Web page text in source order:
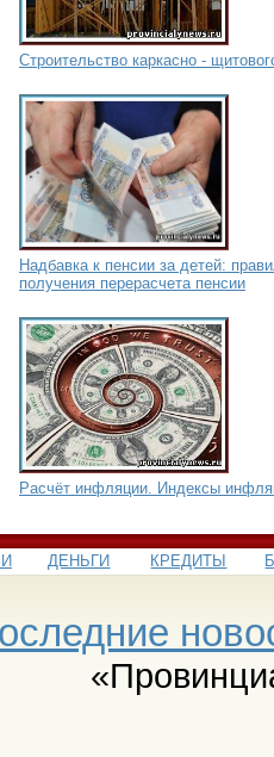
Строительство каркасно -
Надбавка к пенсии за детей:
получения перерасчета пенсии
Расчёт инфляции. Индексы
ДЕНЬГИ КРЕДИТЫ